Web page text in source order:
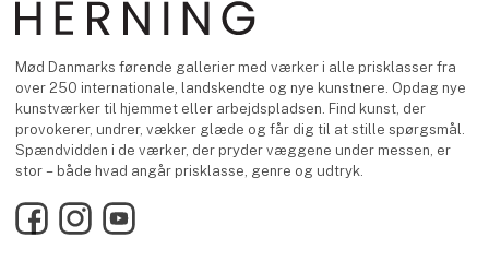
Mød Danmarks førende gallerier med værker i alle prisklasser fra
over 250 internationale, landskendte og nye kunstnere. Opdag nye
kunstværker til hjemmet eller arbejdspladsen. Find kunst, der
provokerer, undrer, vækker glæde og får dig til at stille spørgsmål.
Spændvidden i de værker, der pryder væggene under messen, er
stor – både hvad angår prisklasse, genre og udtryk.
FacebookInstagramYouTube